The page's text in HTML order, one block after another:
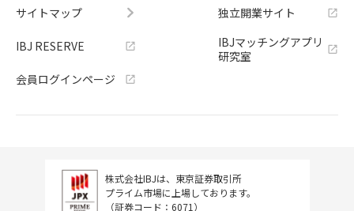
サイトマップ
IBJ RESERVE
会員ログインページ
独立開業サイト
IBJマッチングアプリ
研究室
株式会社IBJは、東京証券取引所
プライム市場に上場しております。
（証券コード：6071）